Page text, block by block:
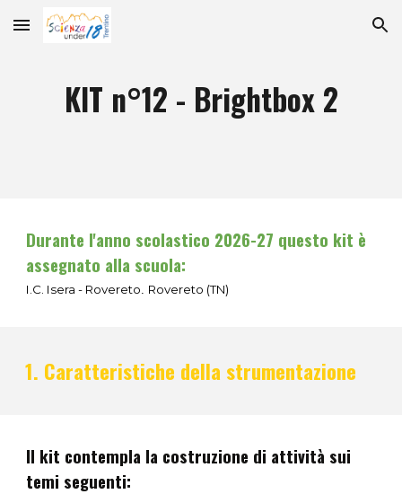
Skip to main content Skip to navigation
KIT n°12 - Brightbox 2
Durante l'anno scolastico 2026-27 questo kit è
assegnato alla scuola:
I.C. Isera - Rovereto. Rovereto (TN)
Caratteristiche della strumentazione
Il kit contempla la costruzione di attività sui
temi seguenti: